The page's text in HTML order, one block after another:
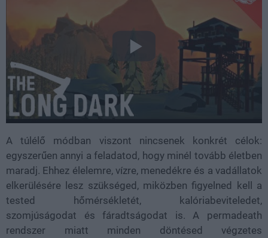
A túlélő módban viszont nincsenek konkrét célok:
egyszerűen annyi a feladatod, hogy minél tovább életben
maradj. Ehhez élelemre, vízre, menedékre és a vadállatok
elkerülésére lesz szükséged, miközben figyelned kell a
tested hőmérsékletét, kalóriabeviteledet,
szomjúságodat és fáradtságodat is. A permadeath
rendszer miatt minden döntésed végzetes